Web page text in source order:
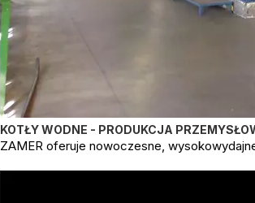
KOTŁY WODNE - PRODUKCJA
ZAMER oferuje nowoczesne,